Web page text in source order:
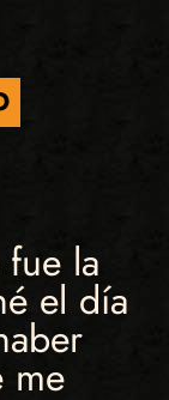
la
el día
me